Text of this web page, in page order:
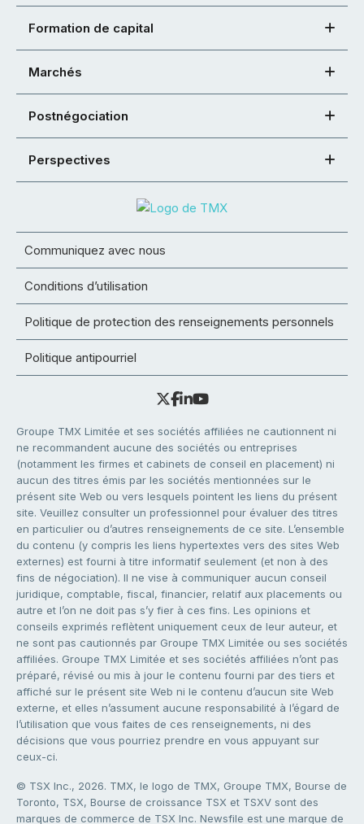
Formation de capital
Marchés
Postnégociation
Perspectives
Communiquez avec nous
Conditions d’utilisation
Politique de protection des renseignements personnels
Politique antipourriel
Groupe TMX Limitée et ses sociétés affiliées ne cautionnent ni
ne recommandent aucune des sociétés ou entreprises
(notamment les firmes et cabinets de conseil en placement) ni
aucun des titres émis par les sociétés mentionnées sur le
présent site Web ou vers lesquels pointent les liens du présent
site. Veuillez consulter un professionnel pour évaluer des titres
en particulier ou d’autres renseignements de ce site. L’ensemble
du contenu (y compris les liens hypertextes vers des sites Web
externes) est fourni à titre informatif seulement (et non à des
fins de négociation). Il ne vise à communiquer aucun conseil
juridique, comptable, fiscal, financier, relatif aux placements ou
autre et l’on ne doit pas s’y fier à ces fins. Les opinions et
conseils exprimés reflètent uniquement ceux de leur auteur, et
ne sont pas cautionnés par Groupe TMX Limitée ou ses sociétés
affiliées. Groupe TMX Limitée et ses sociétés affiliées n’ont pas
préparé, révisé ou mis à jour le contenu fourni par des tiers et
affiché sur le présent site Web ni le contenu d’aucun site Web
externe, et elles n’assument aucune responsabilité à l’égard de
l’utilisation que vous faites de ces renseignements, ni des
décisions que vous pourriez prendre en vous appuyant sur
ceux-ci.
© TSX Inc., 2026. TMX, le logo de TMX, Groupe TMX, Bourse de
Toronto, TSX, Bourse de croissance TSX et TSXV sont des
marques de commerce de TSX Inc. Newsfile est une marque de